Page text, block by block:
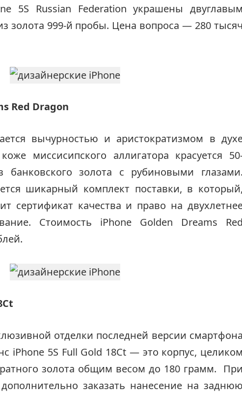
5S Russian Federation украшены двуглавым
золота 999-й пробы. Цена вопроса — 280 тысяч
Rеd Drаgоn
вычурностью и аристократизмом в
миссисипского аллигатора красуется
золота с рубиновыми глазами.
шикарный комплект поставки, в который,
сертификат качества и право на
Стоимость iPhone Goldеn Drеams Rеd
отделки последней версии смартфона
iPhone 5S Full Gold 18Ct — это корпус, целиком
золота общим весом до 180 грамм. При
заказать нанесение на заднюю